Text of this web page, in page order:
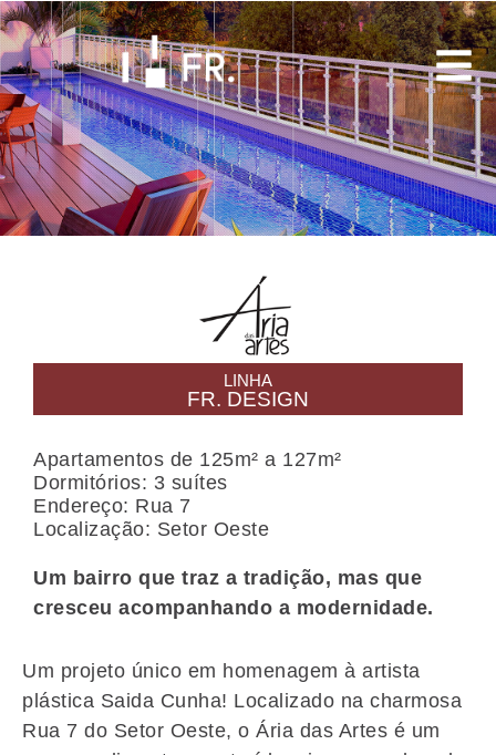
LINHA
FR. DESIGN
Apartamentos de 125m² a 127m²
Dormitórios: 3 suítes
Endereço: Rua 7
Localização: Setor Oeste
Um bairro que traz a tradição, mas que
cresceu acompanhando a modernidade.
Um projeto único em homenagem à artista
plástica Saida Cunha! Localizado na charmosa
Rua 7 do Setor Oeste, o Ária das Artes é um
Buscar